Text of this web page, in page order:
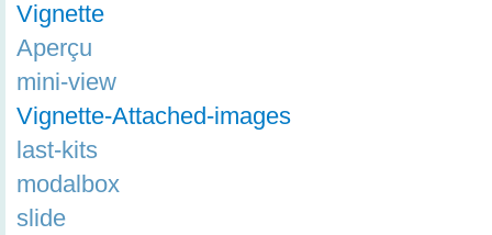
Vignette
Aperçu
mini-view
Vignette-Attached-images
last-kits
modalbox
slide